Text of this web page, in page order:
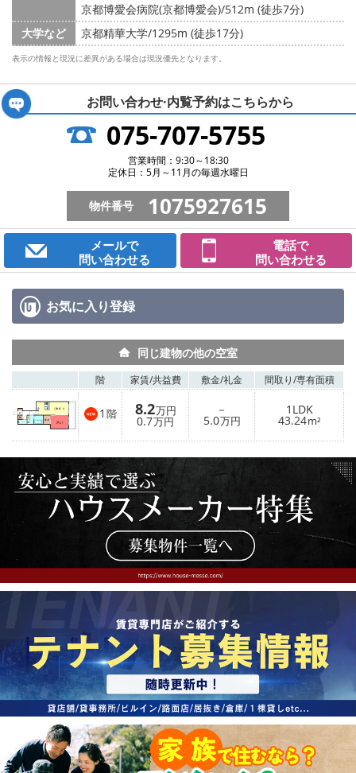
京都博愛会病院(京都博愛会)/512m (徒歩7分)
大学など
京都精華大学/1295m (徒歩17分)
表示の情報と現況に差異がある場合は現況優先となります。
お問い合わせ·内覧予約はこちらから
075-707-5755
営業時間：9:30～18:30
定休日：5月～11月の毎週水曜日
物件番号 1075927615
メールで
問い合わせる
電話で
問い合わせる
お気に入り登録
同じ建物の他の空室
階 家賃/共益費 敷金/礼金 間取り/専有面積
1 階 8.2万円
0.7万円
－
5.0万円
1LDK
43.24m²